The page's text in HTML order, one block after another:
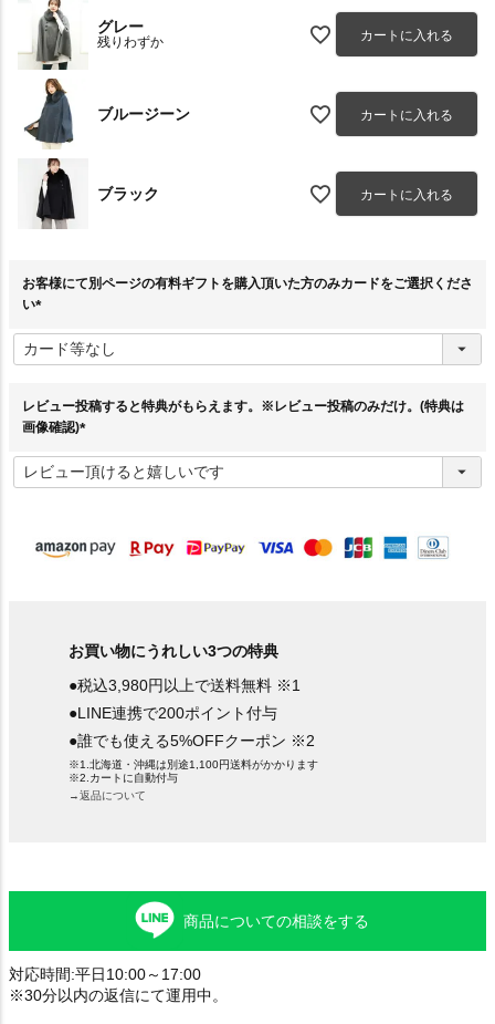
グレー
残りわずか カートに入れる
ブルージーン カートに入れる
ブラック カートに入れる
お客様にて別ページの有料ギフトを購入頂いた方のみカードをご選択くださ
い
必
須
レビュー投稿すると特典がもらえます。※レビュー投稿のみだけ。(特典は
画像確認)
必
須
お買い物にうれしい3つの特典
●税込3,980円以上で送料無料 ※1
●LINE連携で200ポイント付与
●誰でも使える5%OFFクーポン ※2
※1.北海道・沖縄は別途1,100円送料がかかります
※2.カートに自動付与
→返品について
商品についての相談をする
対応時間:平日10:00～17:00
※30分以内の返信にて運用中。